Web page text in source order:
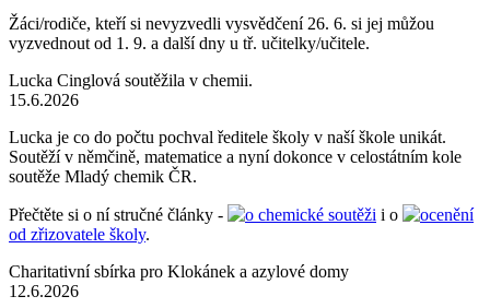
Žáci/rodiče, kteří si nevyzvedli vysvědčení 26. 6. si jej můžou
vyzvednout od 1. 9. a další dny u tř. učitelky/učitele.
Lucka Cinglová soutěžila v chemii.
15.6.2026
Lucka je co do počtu pochval ředitele školy v naší škole unikát.
Soutěží v němčině, matematice a nyní dokonce v celostátním kole
soutěže Mladý chemik ČR.
Přečtěte si o ní stručné články - o chemické soutěži i o
ocenění
od zřizovatele školy.
Charitativní sbírka pro Klokánek a azylové domy
12.6.2026